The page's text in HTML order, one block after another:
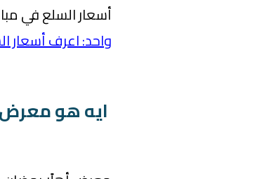
أسعار السلع في
واحد: اعرف أسعار
ايه هو